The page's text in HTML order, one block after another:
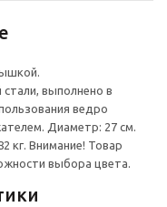
выполнено в
ведро
Диаметр: 27 см.
кг. Внимание! Товар
выбора цвета.